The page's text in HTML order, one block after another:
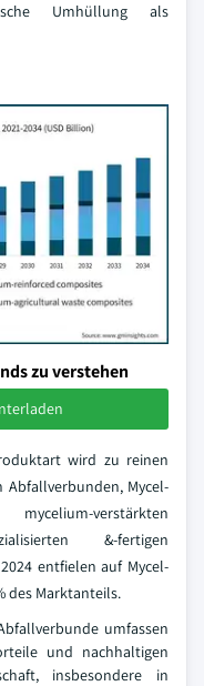
Umhüllung als
zu verstehen
wird zu reinen
Mycel-
verstärkten
&-fertigen
entfielen auf Mycel-
des Marktanteils.
umfassen
und nachhaltigen
insbesondere in